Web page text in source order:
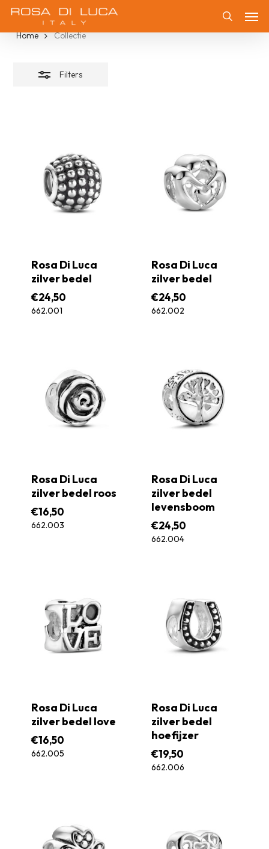
Skip
main
Collectie
Home Collectie
Filters
Filters
Rosa Di Luca
zilver bedel
€24,50
662.001
Rosa Di Luca
zilver bedel
€24,50
662.002
Rosa Di Luca
zilver bedel roos
€16,50
662.003
Rosa Di Luca
zilver bedel
levensboom
€24,50
662.004
Rosa Di Luca
zilver bedel love
€16,50
662.005
Rosa Di Luca
zilver bedel
hoefijzer
€19,50
662.006